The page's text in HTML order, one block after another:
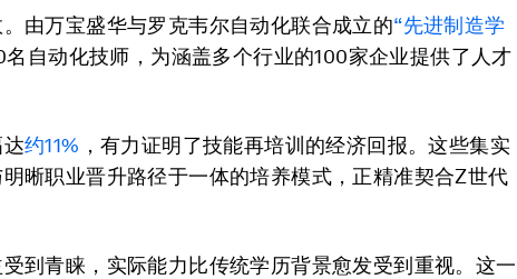
由万宝盛华与罗克韦尔自动化联合成立的“先进制造学
名自动化技师，为涵盖多个行业的100家企业提供了人才
约11% ，有力证明了技能再培训的经济回报。这些集实
晰职业晋升路径于一体的培养模式，正精准契合Z世代
到青睐，实际能力比传统学历背景愈发受到重视。这一